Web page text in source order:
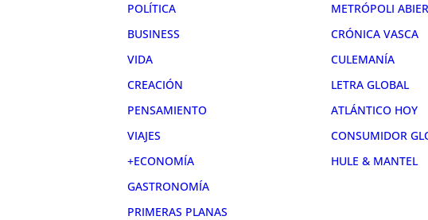
POLÍTICA
BUSINESS
VIDA
CREACIÓN
PENSAMIENTO
VIAJES
+ECONOMÍA
GASTRONOMÍA
PRIMERAS PLANAS
METRÓPOLI
CRÓNICA VASCA
CULEMANÍA
LETRA GLOBAL
ATLÁNTICO HOY
CONSUMIDOR
HULE & MANTEL